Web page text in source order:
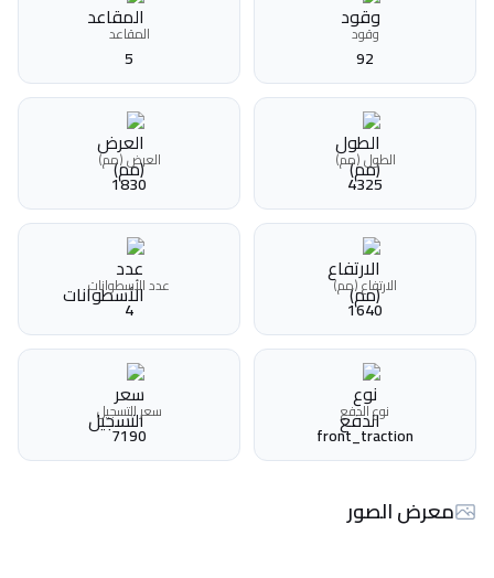
وقود
92
المقاعد
5
الطول (مم)
4325
العرض (مم)
1830
الارتفاع (مم)
1640
عدد الأسطوانات
4
نوع الدفع
front_traction
سعر التسجيل
7190
معرض الصور